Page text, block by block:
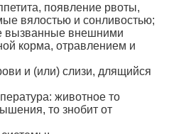
появление рвоты,
вялостью и сонливостью;
вызванные внешними
корма, отравлением и
и (или) слизи, длящийся
животное то
то знобит от